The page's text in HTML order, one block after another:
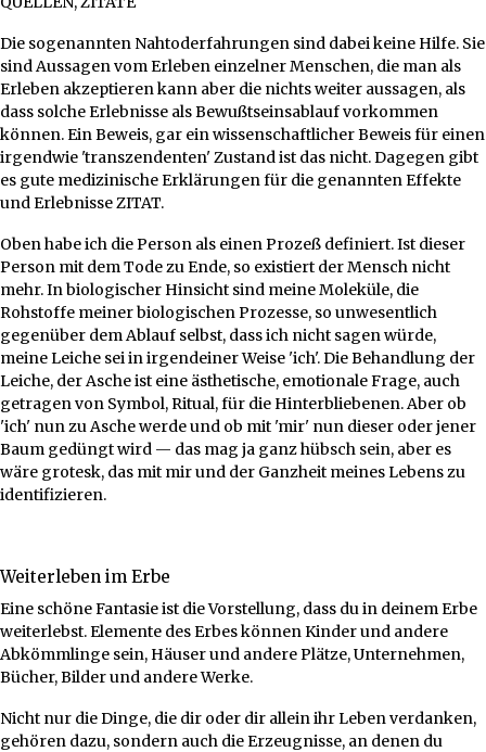
Die sogenannten Nahtoderfahrungen sind dabei keine Hilfe. Sie
sind Aussagen vom Erleben einzelner Menschen, die man als
Erleben akzeptieren kann aber die nichts weiter aussagen, als
dass solche Erlebnisse als Bewußtseinsablauf vorkommen
können. Ein Beweis, gar ein wissenschaftlicher Beweis für einen
irgendwie 'transzendenten' Zustand ist das nicht. Dagegen gibt
es gute medizinische Erklärungen für die genannten Effekte
und Erlebnisse ZITAT.
Oben habe ich die Person als einen Prozeß definiert. Ist dieser
Person mit dem Tode zu Ende, so existiert der Mensch nicht
mehr. In biologischer Hinsicht sind meine Moleküle, die
Rohstoffe meiner biologischen Prozesse, so unwesentlich
gegenüber dem Ablauf selbst, dass ich nicht sagen würde,
meine Leiche sei in irgendeiner Weise 'ich'. Die Behandlung der
Leiche, der Asche ist eine ästhetische, emotionale Frage, auch
getragen von Symbol, Ritual, für die Hinterbliebenen. Aber ob
'ich' nun zu Asche werde und ob mit 'mir' nun dieser oder jener
Baum gedüngt wird — das mag ja ganz hübsch sein, aber es
wäre grotesk, das mit mir und der Ganzheit meines Lebens zu
identifizieren.
Weiterleben im Erbe
Eine schöne Fantasie ist die Vorstellung, dass du in deinem Erbe
weiterlebst. Elemente des Erbes können Kinder und andere
Abkömmlinge sein, Häuser und andere Plätze, Unternehmen,
Bücher, Bilder und andere Werke.
Nicht nur die Dinge, die dir oder dir allein ihr Leben verdanken,
gehören dazu, sondern auch die Erzeugnisse, an denen du